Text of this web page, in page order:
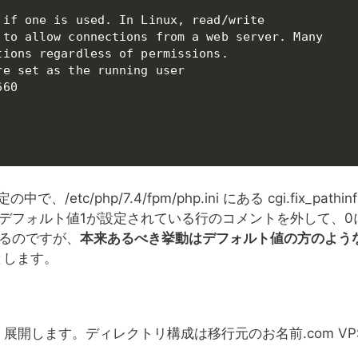
one is used. In Linux, read/write
allow connections from a web server. Many
regardless of permissions.
set as the running user
の中で、/etc/php/7.4/fpm/php.ini にある
フォルト値1が設定されている行のコメントを外して、0
のですが、 本来あるべき挙動はデフォルト値の方のよう
ます。
します。ディレクトリ構成は移行元のお名前.com